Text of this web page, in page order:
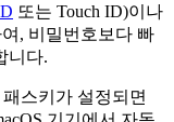
또는 Touch ID)이나
, 비밀번호보다 빠
니다.
패스키가 설정되면